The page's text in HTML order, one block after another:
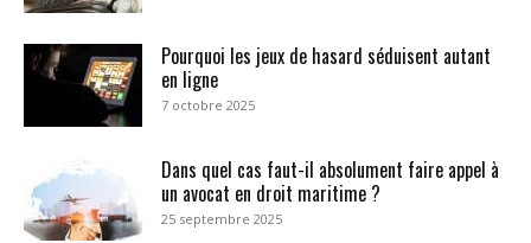
Pourquoi les jeux de hasard séduisent autant
en ligne
7 octobre 2025
Dans quel cas faut-il absolument faire appel à
un avocat en droit maritime ?
25 septembre 2025